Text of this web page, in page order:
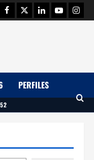
Facebook
TwitterLinkedinYoutube
PERFILES